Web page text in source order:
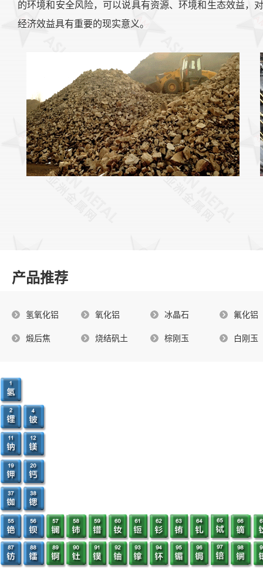
的环境和安全风险，可以说具有资源、环境和生态效益，
经济效益具有重要的现实意义。
产品推荐
氢氧化铝 氧化铝 冰晶石 氟化铝
煅后焦 烧结矾土 棕刚玉 白刚玉